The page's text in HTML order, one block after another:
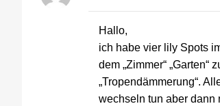
Hallo,
ich habe vier lily Spots
dem „Zimmer“
„Tropendämmerung“.
wechseln tun aber dann